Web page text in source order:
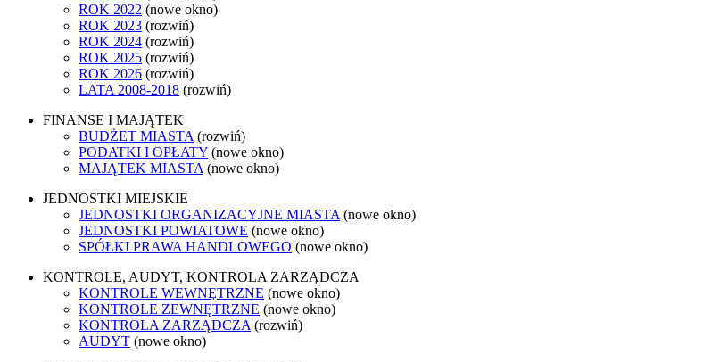
ROK 2022 (nowe okno)
ROK 2023 (rozwiń)
ROK 2024 (rozwiń)
ROK 2025 (rozwiń)
ROK 2026 (rozwiń)
LATA 2008-2018 (rozwiń)
FINANSE I MAJĄTEK
BUDŻET MIASTA (rozwiń)
PODATKI I OPŁATY (nowe okno)
MAJĄTEK MIASTA (nowe okno)
JEDNOSTKI MIEJSKIE
JEDNOSTKI ORGANIZACYJNE MIASTA (nowe okno)
JEDNOSTKI POWIATOWE (nowe okno)
SPÓŁKI PRAWA HANDLOWEGO (nowe okno)
KONTROLE, AUDYT, KONTROLA ZARZĄDCZA
KONTROLE WEWNĘTRZNE (nowe okno)
KONTROLE ZEWNĘTRZNE (nowe okno)
KONTROLA ZARZĄDCZA (rozwiń)
AUDYT (nowe okno)